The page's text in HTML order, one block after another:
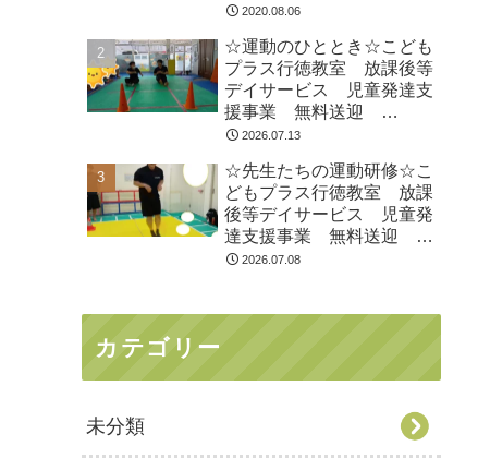
ADHD 自閉症 発達障が
徳 市川市 浦安市
2020.08.06
☆運動のひととき☆こども
プラス行徳教室 放課後等
デイサービス 児童発達支
援事業 無料送迎
ADHD 自閉症 発達障が
徳 市川市 浦安市
2026.07.13
☆先生たちの運動研修☆こ
どもプラス行徳教室 放課
後等デイサービス 児童発
達支援事業 無料送迎
ADHD 自閉症 発達障が
2026.07.08
カテゴリー
未分類